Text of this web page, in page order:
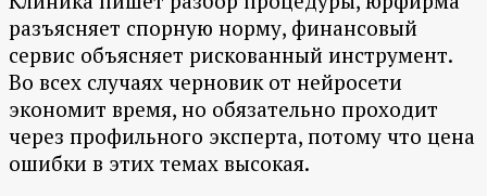
разъясняет спорную норму, финансовый
сервис объясняет рискованный инструмент.
Во всех случаях черновик от нейросети
экономит время, но обязательно проходит
через профильного эксперта, потому что цена
ошибки в этих темах высокая.